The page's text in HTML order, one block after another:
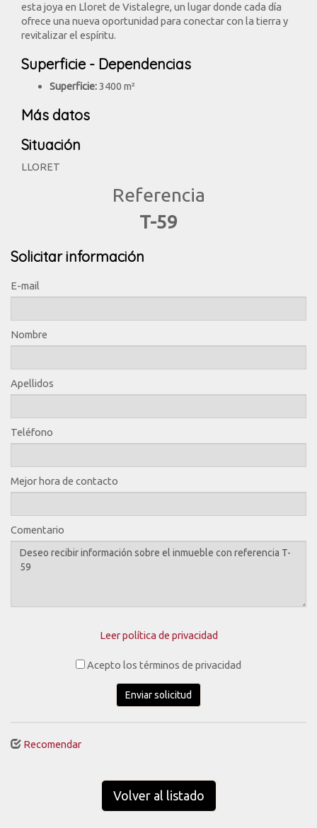
esta joya en Lloret de Vistalegre, un lugar donde cada día
ofrece una nueva oportunidad para conectar con la tierra y
revitalizar el espíritu.
Superficie - Dependencias
Superficie:3400 m²
Más datos
Situación
LLORET
Referencia
T-59
Solicitar información
E-mail
Nombre
Apellidos
Teléfono
Mejor hora de contacto
Comentario
Leer política de privacidad
Acepto los términos de privacidad
Enviar solicitud
Recomendar
Volver al listado